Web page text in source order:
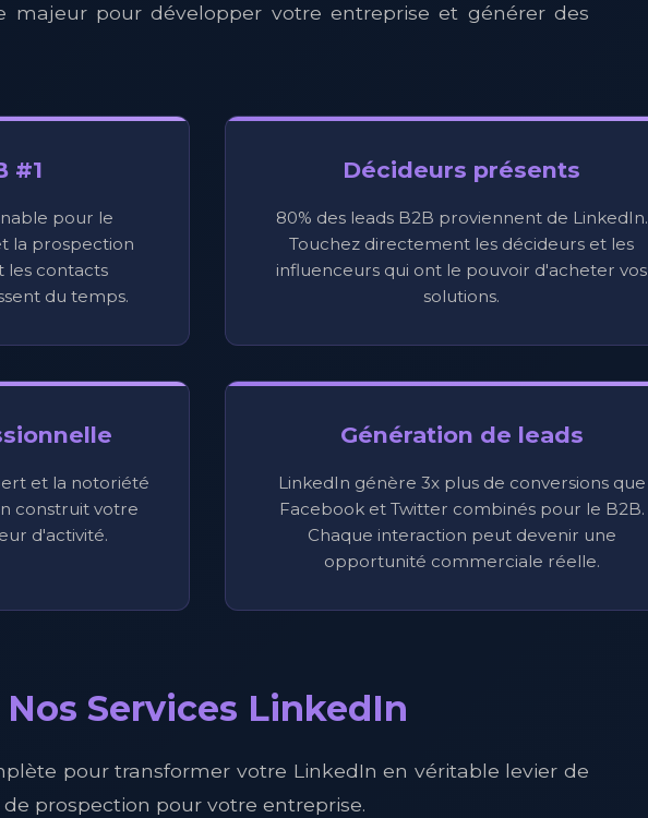
majeur pour développer votre entreprise et générer des
#1
pour le
la prospection
les contacts
du temps.
Décideurs présents
80% des leads B2B proviennent de LinkedIn.
Touchez directement les décideurs et les
influenceurs qui ont le pouvoir d'acheter vos
solutions.
et la notoriété
construit votre
d'activité.
Génération de leads
LinkedIn génère 3x plus de conversions que
Facebook et Twitter combinés pour le B2B.
Chaque interaction peut devenir une
opportunité commerciale réelle.
Nos Services LinkedIn
pour transformer votre LinkedIn en véritable levier de
prospection pour votre entreprise.